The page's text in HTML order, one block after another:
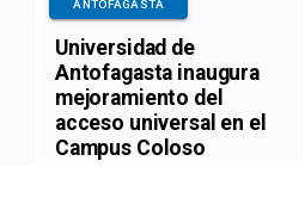
Universidad de
Antofagasta inaugura
mejoramiento del
acceso universal en el
Campus Coloso
ANTOFAGASTA